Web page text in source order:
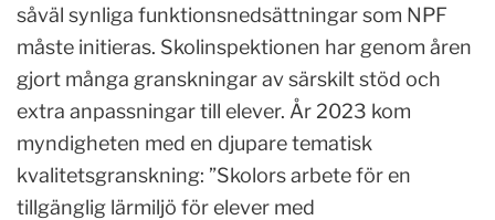
såväl synliga funktionsnedsättningar som NPF
måste initieras. Skolinspektionen har genom åren
gjort många granskningar av särskilt stöd och
extra anpassningar till elever. År 2023 kom
myndigheten med en djupare tematisk
kvalitetsgranskning: ”Skolors arbete för en
tillgänglig lärmiljö för elever med